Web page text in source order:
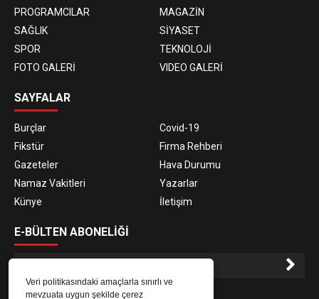
Veri politikasındaki amaçlarla sınırlı ve
mevzuata uygun şekilde çerez
PROGRAMCILAR
MAGAZİN
SAĞLIK
SİYASET
SPOR
TEKNOLOJİ
FOTO GALERİ
VIDEO GALERİ
SAYFALAR
Burçlar
Covid-19
Fikstür
Firma Rehberi
Gazeteler
Hava Durumu
Namaz Vakitleri
Yazarlar
Künye
İletişim
E-BÜLTEN ABONELİĞİ
E-Bülten aboneliği ile haberlere daha hızlı erişin.